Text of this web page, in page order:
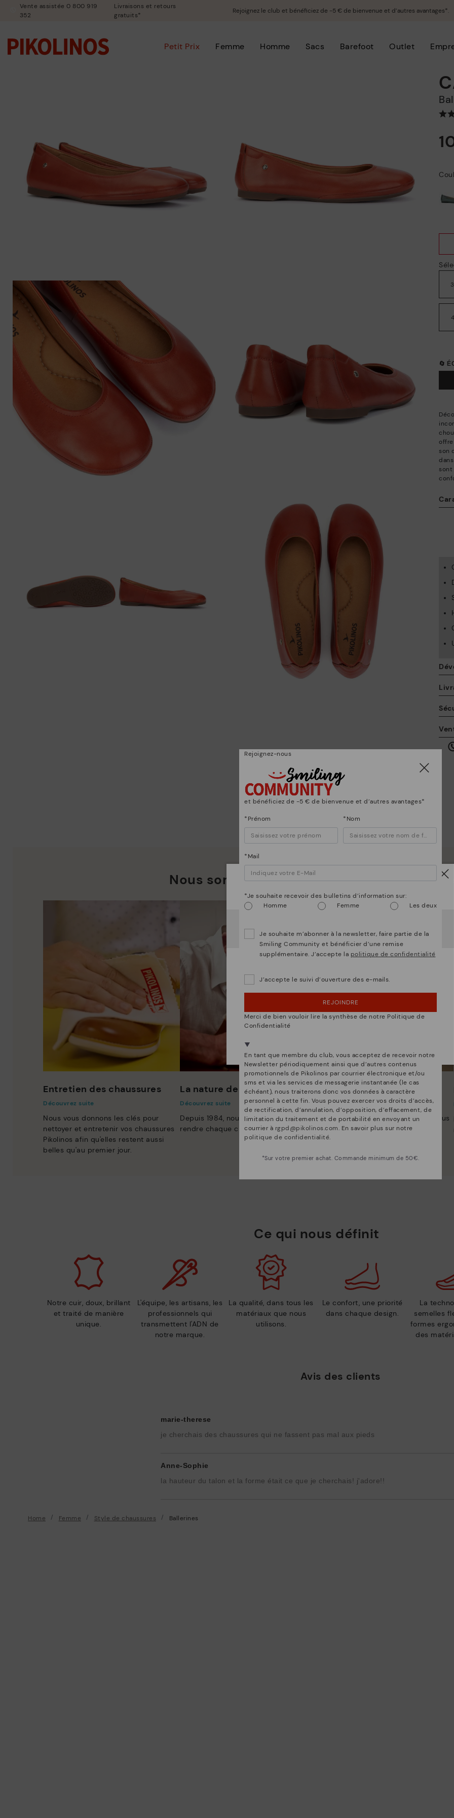
Vente assistée 0 800 919
352
Livraisons et retours
gratuits*
Rejoignez le club et bénéficiez de -5 € de bienvenue et d’autres avantages*.
Petit Prix Femme Homme Sacs Barefoot Outlet
🔄
son
sont
Nous sommes bien plus que des
Entretien des chaussures
Découvrez suite
Nous vous donnons les clés pour
nettoyer et entretenir vos chaussures
Pikolinos afin qu'elles restent aussi
belles qu'au premier jour.
La nature de Pikolinos
Découvrez suite
Depuis 1984, nous nous efforçons de
rendre chaque chaussure unique.
Innovation
Découvrez suite
Le cuir est ce qui nous définit et nous
représente le mieux.
Ce qui nous définit
Notre cuir, doux, brillant
et traité de manière
unique.
L'équipe, les artisans, les
professionnels qui
transmettent l'ADN de
notre marque.
La qualité, dans tous les
matériaux que nous
utilisons.
Le confort, une priorité
dans chaque design.
La
semelles
formes
des
Avis des clients
marie-therese
je cherchais des chaussures qui ne fassent pas mal aux pieds
Anne-Sophie
la hauteur du talon et la forme était ce que je cherchais! j'adore!!
Home Femme Style de chaussures Ballerines
Attention !
Voulez-vous aller sur le site Web deÉtats-Unis?
EN ÉTATS-UNIS
NON, JE VEUX ALLER SUR LE SITE WEB DU
FRANCE
Nous sommes présents dans plus de 29 boutiques
Rejoignez-nous
et bénéficiez de -5 € de bienvenue et d’autres avantages*
*Prénom *Nom
*Mail
*Je souhaite recevoir des bulletins d’information sur:
Homme
Femme Les deux
Je souhaite m’abonner à la newsletter, faire partie de la
Smiling Community et bénéficier d’une remise
supplémentaire. J’accepte la politique de confidentialité
J’accepte le suivi d’ouverture des e-mails.
REJOINDRE
Merci de bien vouloir lire la synthèse de notre Politique de
Confidentialité
En tant que membre du club, vous acceptez de recevoir notre
Newsletter périodiquement ainsi que d’autres contenus
promotionnels de Pikolinos par courrier électronique et/ou
sms et via les services de messagerie instantanée (le cas
échéant), nous traiterons donc vos données à caractère
personnel à cette fin. Vous pouvez exercer vos droits d’accès,
de rectification, d’annulation, d’opposition, d’effacement, de
limitation du traitement et de portabilité en envoyant un
courrier à rgpd@pikolinos.com. En savoir plus sur notre
politique de confidentialité.
*Sur votre premier achat. Commande minimum de 50€.